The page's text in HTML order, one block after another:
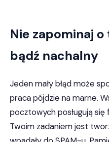
Nie zapominaj
bądź nachalny
Jeden mały błąd może
praca pójdzie na marne.
pocztowych posługują
Twoim zadaniem jest